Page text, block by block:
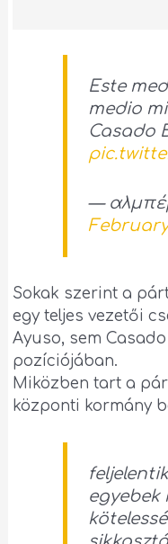
Este
medio
Casado
—
February
Sokak szerint a
egy teljes vezetői
Ayuso, sem
pozíciójában.
Miközben tart a
központi kormány
egyebek